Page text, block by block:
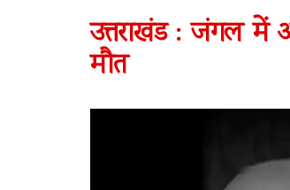
उत्तराखंड : जंगल में
मौत